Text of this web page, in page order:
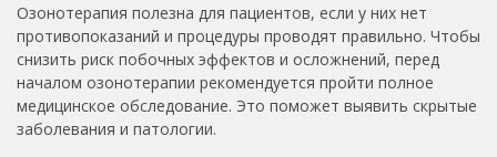
Озонотерапия полезна для пациентов, если у них нет
противопоказаний и процедуры проводят правильно. Чтобы
снизить риск побочных эффектов и осложнений, перед
началом озонотерапии рекомендуется пройти полное
медицинское обследование. Это поможет выявить скрытые
заболевания и патологии.